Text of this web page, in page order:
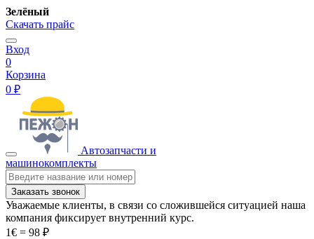
Зелёный
Скачать прайс
Вход
0
Корзина
0 ₽
Автозапчасти и
машинокомплекты
Заказать звонок
Уважаемые клиенты, в связи со сложившейся ситуацией наша
компания фиксирует внутренний курс.
1€ = 98 ₽